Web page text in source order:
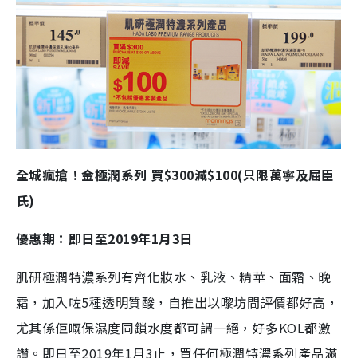
全城瘋搶！金極潤系列 買$300減$100(只限萬寧及屈臣
氏)
優惠期：即日至2019年1月3日
肌研極潤特濃系列有齊化妝水、乳液、精華、面霜、晚
霜 ， 加入咗5種透明質酸，自推出以嚟坊間評價都好高，
尤其係佢嘅保濕度同鎖水度都可謂一絕，好多KOL都激
讚。 即日至2019年1月3止，買任何極潤特濃系列產品滿